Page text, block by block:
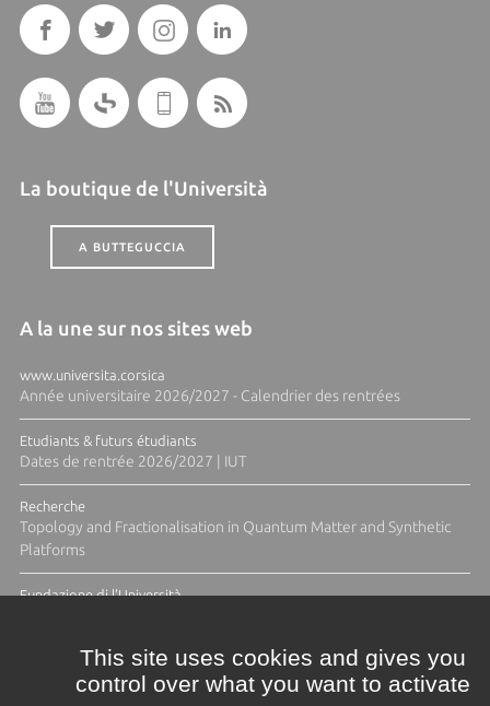
La boutique de l'Università
A BUTTEGUCCIA
A la une sur nos sites web
www.universita.corsica
Année universitaire 2026/2027 - Calendrier des rentrées
Etudiants & futurs étudiants
Dates de rentrée 2026/2027 | IUT
Recherche
Topology and Fractionalisation in Quantum Matter and Synthetic
Platforms
Fundazione di l'Università
This site uses cookies and gives you
control over what you want to activate